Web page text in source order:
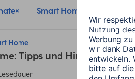
Smart Home
Home
Tipps und Hinweise zur